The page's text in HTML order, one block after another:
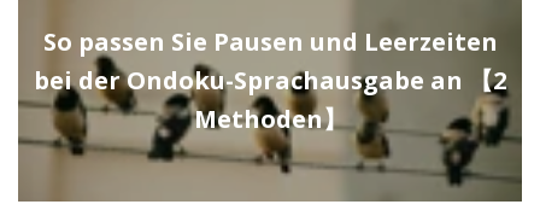
So passen Sie Pausen und Leerzeiten
bei der Ondoku-Sprachausgabe an 【2
Methoden】